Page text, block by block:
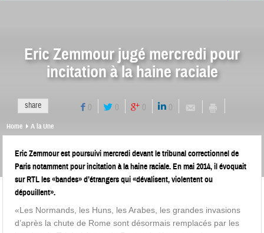
Eric Zemmour jugé mercredi pour
incitation à la haine raciale
share 0 0 0 0
Home A la Une
Eric Zemmour est poursuivi mercredi devant le tribunal correctionnel de
Paris notamment pour incitation à la haine raciale. En mai 2014, il évoquait
sur RTL les «bandes» d’étrangers qui «dévalisent, violentent ou
dépouillent».
«Les Normands, les Huns, les Arabes, les grandes invasions
d’après la chute de Rome sont désormais remplacés par les